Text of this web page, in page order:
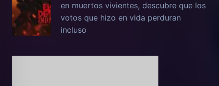
en muertos vivientes, descubre que los
votos que hizo en vida perduran
incluso